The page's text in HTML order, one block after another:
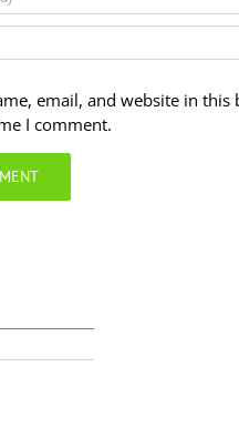
email, and website in this
I comment.